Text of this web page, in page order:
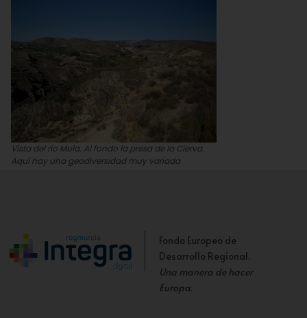
Vista del río Mula. Al fondo la presa de la Cierva.
Aquí hay una geodiversidad muy variada
Fondo Europeo de
Desarrollo Regional.
Una manera de hacer
Europa.